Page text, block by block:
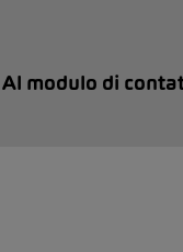
Al modulo di